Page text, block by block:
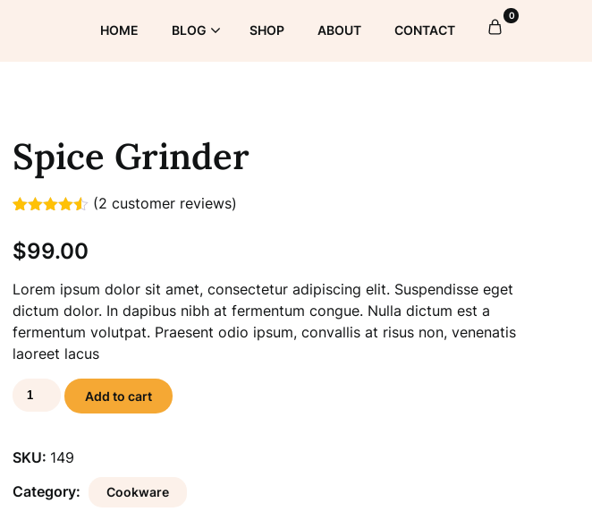
HOME BLOG SHOP ABOUT CONTACT
0
Spice Grinder
out of 5
based on
ratings
(2 customer reviews)
$99.00
Lorem ipsum dolor sit amet, consectetur adipiscing elit. Suspendisse eget
dictum dolor. In dapibus nibh at fermentum congue. Nulla dictum est a
fermentum volutpat. Praesent odio ipsum, convallis at risus non, venenatis
laoreet lacus
Spice
Add to cart
SKU: 149
Category:
Cookware